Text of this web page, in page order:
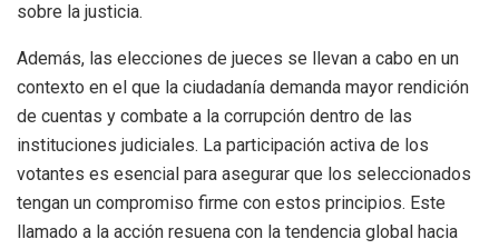
sobre la justicia.
Además, las elecciones de jueces se llevan a cabo en un
contexto en el que la ciudadanía demanda mayor rendición
de cuentas y combate a la corrupción dentro de las
instituciones judiciales. La participación activa de los
votantes es esencial para asegurar que los seleccionados
tengan un compromiso firme con estos principios. Este
llamado a la acción resuena con la tendencia global hacia